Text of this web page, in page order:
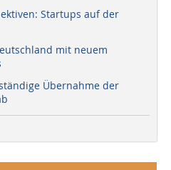
Startups auf der
mit neuem
Übernahme der